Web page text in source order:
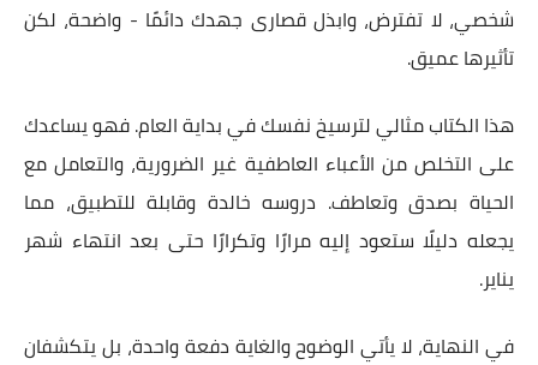
شخصي، لا تفترض، وابذل قصارى جهدك دائمًا - واضحة، لكن
تأثيرها عميق.
هذا الكتاب مثالي لترسيخ نفسك في بداية العام. فهو يساعدك
على التخلص من الأعباء العاطفية غير الضرورية، والتعامل مع
الحياة بصدق وتعاطف. دروسه خالدة وقابلة للتطبيق، مما
يجعله دليلًا ستعود إليه مرارًا وتكرارًا حتى بعد انتهاء شهر
يناير.
في النهاية، لا يأتي الوضوح والغاية دفعة واحدة، بل يتكشفان